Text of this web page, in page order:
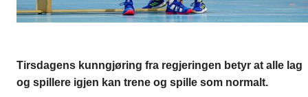
Tirsdagens kunngjøring fra regjeringen betyr at alle lag
og spillere igjen kan trene og spille som normalt.